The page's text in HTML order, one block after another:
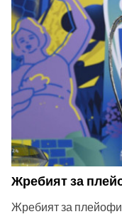
Жребият за
Жребият за